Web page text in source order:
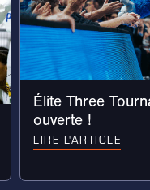
Élite Three
ouverte !
LIRE L'ARTICLE